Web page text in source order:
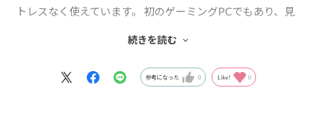
トレスなく使えています。 初のゲーミングPCでもあり、見
続きを読む
参考になった 0 Like! 0